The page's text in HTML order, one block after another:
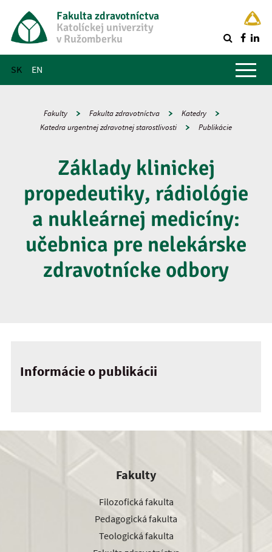
Fakulta zdravotníctva
Katolíckej univerzity
v Ružomberku
SK EN
Hlavné menu
Fakulty Fakulta zdravotníctva
Katedry
Katedra urgentnej zdravotnej starostlivosti
Publikácie
Základy klinickej
propedeutiky, rádiológie
a nukleárnej medicíny:
učebnica pre nelekárske
zdravotnícke odbory
Informácie o publikácii
Fakulty
Filozofická fakulta
Pedagogická fakulta
Teologická fakulta